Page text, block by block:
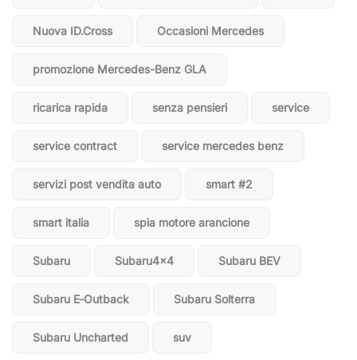
Nuova ID.Cross Occasioni Mercedes
promozione Mercedes-Benz GLA
ricarica rapida senza pensieri service
service contract service mercedes benz
servizi post vendita auto smart #2
smart italia spia motore arancione
Subaru Subaru4x4 Subaru BEV
Subaru E‑Outback Subaru Solterra
Subaru Uncharted suv